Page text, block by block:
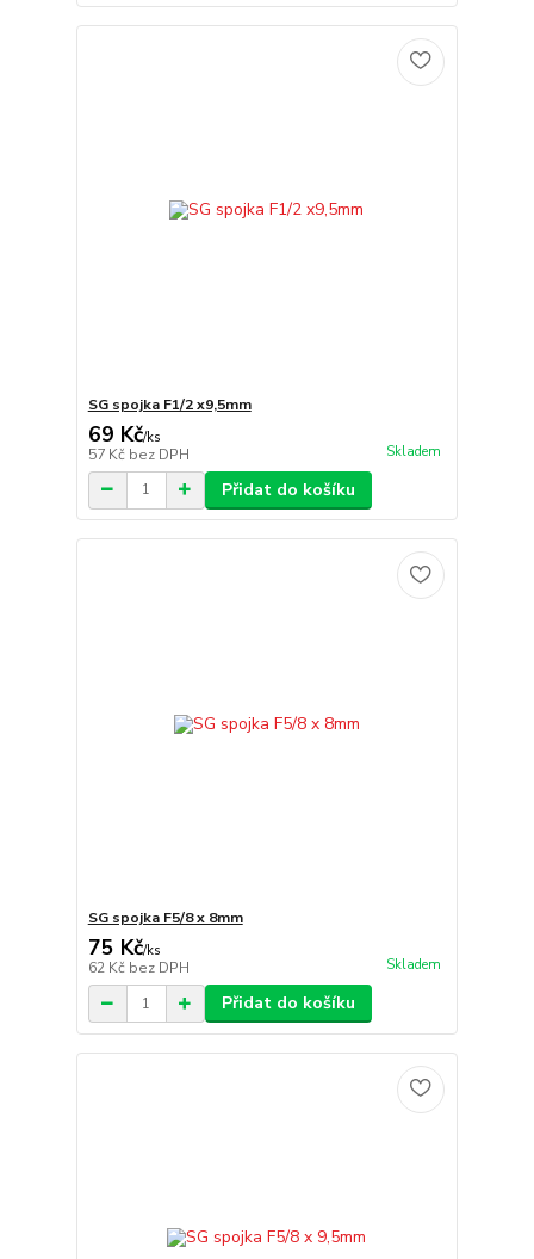
SG spojka F1/2 x9,5mm
69 Kč/ks
57 Kč bez DPH Skladem
Přidat do košíku
SG spojka F5/8 x 8mm
75 Kč/ks
62 Kč bez DPH Skladem
Přidat do košíku